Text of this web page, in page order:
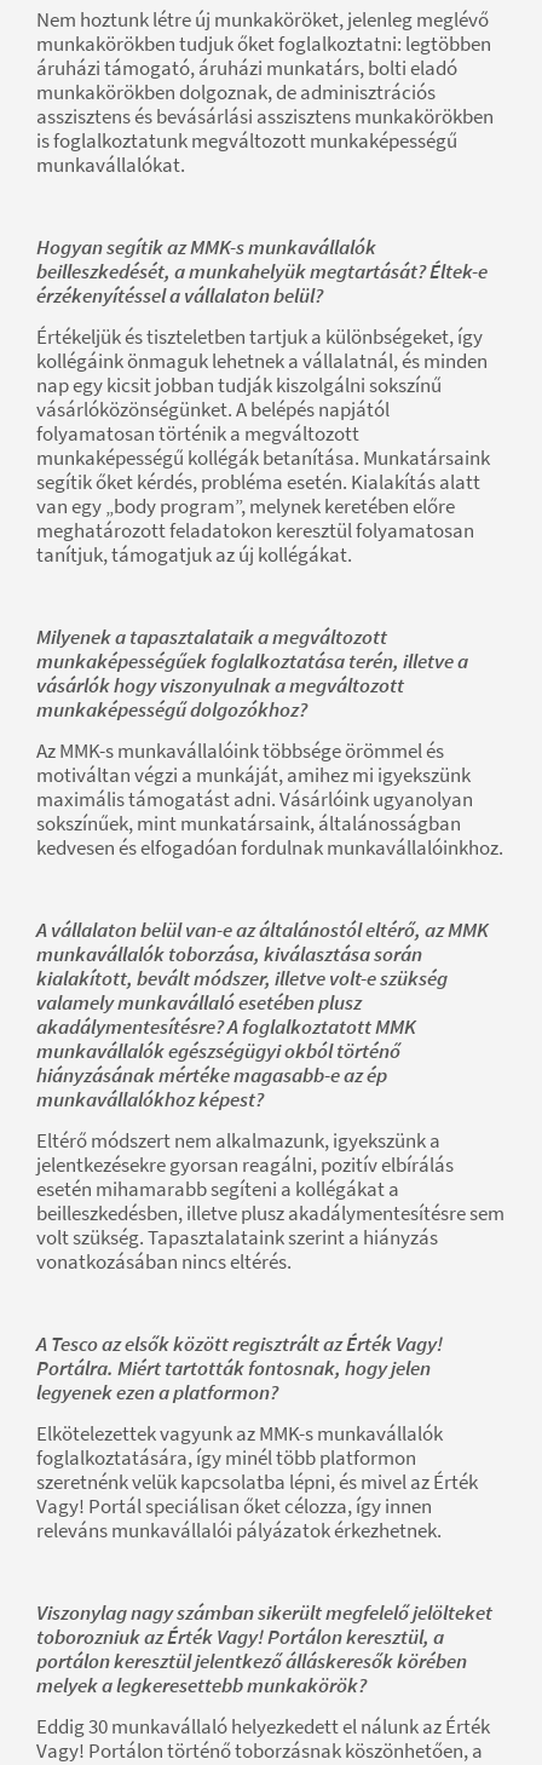
Nem hoztunk létre új munkaköröket, jelenleg meglévő
munkakörökben tudjuk őket foglalkoztatni: legtöbben
áruházi támogató, áruházi munkatárs, bolti eladó
munkakörökben dolgoznak, de adminisztrációs
asszisztens és bevásárlási asszisztens munkakörökben
is foglalkoztatunk megváltozott munkaképességű
munkavállalókat.
Hogyan segítik az MMK-s munkavállalók
beilleszkedését, a munkahelyük megtartását? Éltek-e
érzékenyítéssel a vállalaton belül?
Értékeljük és tiszteletben tartjuk a különbségeket, így
kollégáink önmaguk lehetnek a vállalatnál, és minden
nap egy kicsit jobban tudják kiszolgálni sokszínű
vásárlóközönségünket. A belépés napjától
folyamatosan történik a megváltozott
munkaképességű kollégák betanítása. Munkatársaink
segítik őket kérdés, probléma esetén. Kialakítás alatt
van egy „body program”, melynek keretében előre
meghatározott feladatokon keresztül folyamatosan
tanítjuk, támogatjuk az új kollégákat.
Milyenek a tapasztalataik a megváltozott
munkaképességűek foglalkoztatása terén, illetve a
vásárlók hogy viszonyulnak a megváltozott
munkaképességű dolgozókhoz?
Az MMK-s munkavállalóink többsége örömmel és
motiváltan végzi a munkáját, amihez mi igyekszünk
maximális támogatást adni. Vásárlóink ugyanolyan
sokszínűek, mint munkatársaink, általánosságban
kedvesen és elfogadóan fordulnak munkavállalóinkhoz.
A vállalaton belül van-e az általánostól eltérő, az MMK
munkavállalók toborzása, kiválasztása során
kialakított, bevált módszer, illetve volt-e szükség
valamely munkavállaló esetében plusz
akadálymentesítésre? A foglalkoztatott MMK
munkavállalók egészségügyi okból történő
hiányzásának mértéke magasabb-e az ép
munkavállalókhoz képest?
Eltérő módszert nem alkalmazunk, igyekszünk a
jelentkezésekre gyorsan reagálni, pozitív elbírálás
esetén mihamarabb segíteni a kollégákat a
beilleszkedésben, illetve plusz akadálymentesítésre sem
volt szükség. Tapasztalataink szerint a hiányzás
vonatkozásában nincs eltérés.
A Tesco az elsők között regisztrált az Érték Vagy!
Portálra. Miért tartották fontosnak, hogy jelen
legyenek ezen a platformon?
Elkötelezettek vagyunk az MMK-s munkavállalók
foglalkoztatására, így minél több platformon
szeretnénk velük kapcsolatba lépni, és mivel az Érték
Vagy! Portál speciálisan őket célozza, így innen
releváns munkavállalói pályázatok érkezhetnek.
Viszonylag nagy számban sikerült megfelelő jelölteket
toborozniuk az Érték Vagy! Portálon keresztül, a
portálon keresztül jelentkező álláskeresők körében
melyek a legkeresettebb munkakörök?
Eddig 30 munkavállaló helyezkedett el nálunk az Érték
Vagy! Portálon történő toborzásnak köszönhetően, a